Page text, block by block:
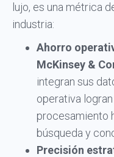
lujo, es una métrica
industria:
Ahorro
McKinsey &
integran sus
operativa
procesamiento
búsqueda y
Precisión